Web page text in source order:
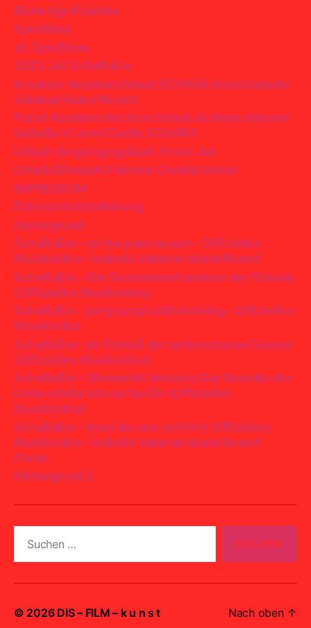
Bisherige Projekte
Spielfilme
XL Spielfilme
2023 Juli SchaRaEm
Kroatien Vacation Urlaub SCHARA Hotel Isabella
Valamar Island Resort.
Poreč Kroatien Vacation Urlaub Schloss Valamar
Isabella V Level Castle SCHARA
Urlaub Vergnügungsbark Porec Juli
Urlaub Dinopark Funtana Croatia Istrien
IMPRESSUM
Datenschutzerklärung
Hintergrund
SchaRaEm – on the palm beach – Offizielles
Musikvideo – Isabella Valamar Island Resort
SchaRaEm – Die Sonneninsel unserer der Träume
(Offizielles Musikvideo)
SchaRaEm – jump jump until morning – Offizielles
Musikvideo
SchaRaEm – Im Schloß der zerbrochenen Seelen
(Offizielles Musikvideo)
SchaRaEm – (Romantik Version) Das Wunder der
Liebe erlebe ich nur bei Dir (Offizielles
Musikvideo)
SchaRaEm – Insel die uns verführt-Offizielles
Musikvideo – Isabella Valamar Island Resort
Porec
Hintergrund 2
nach:
© 2026 DIS – FILM – k u n s t Nach oben ↑